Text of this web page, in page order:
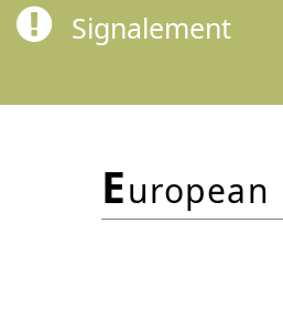
Signalement
european